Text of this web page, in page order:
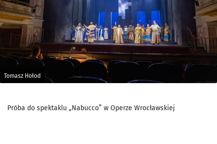
Tomasz Hołod
Próba do spektaklu „Nabucco” w Operze Wrocławskiej